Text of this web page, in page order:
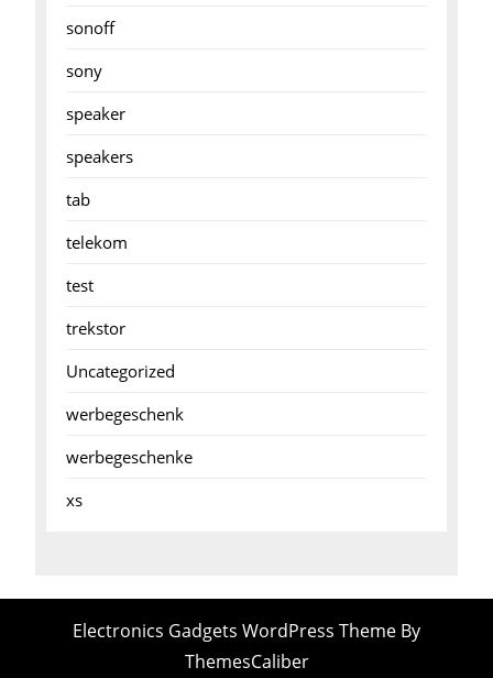
sonoff
sony
speaker
speakers
tab
telekom
test
trekstor
Uncategorized
werbegeschenk
werbegeschenke
xs
Electronics Gadgets WordPress Theme By
ThemesCaliber